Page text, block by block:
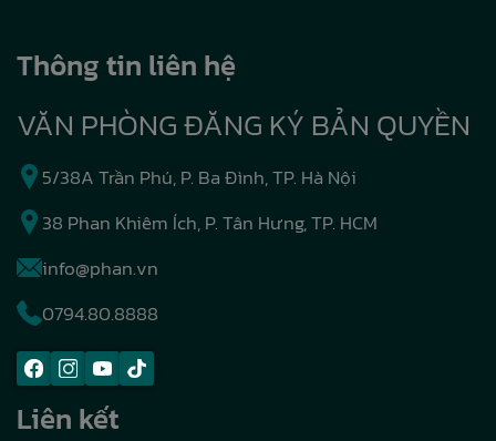
Thông tin liên hệ
VĂN PHÒNG ĐĂNG KÝ BẢN QUYỀN
5/38A Trần Phú, P. Ba Đình, TP. Hà Nội
38 Phan Khiêm Ích, P. Tân Hưng, TP. HCM
info@phan.vn
0794.80.8888
Liên kết